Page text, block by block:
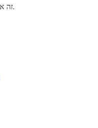
זה איפה שאני נמצא כרגע ואשמח לעזרה בזה.